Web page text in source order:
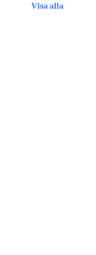
Visa alla